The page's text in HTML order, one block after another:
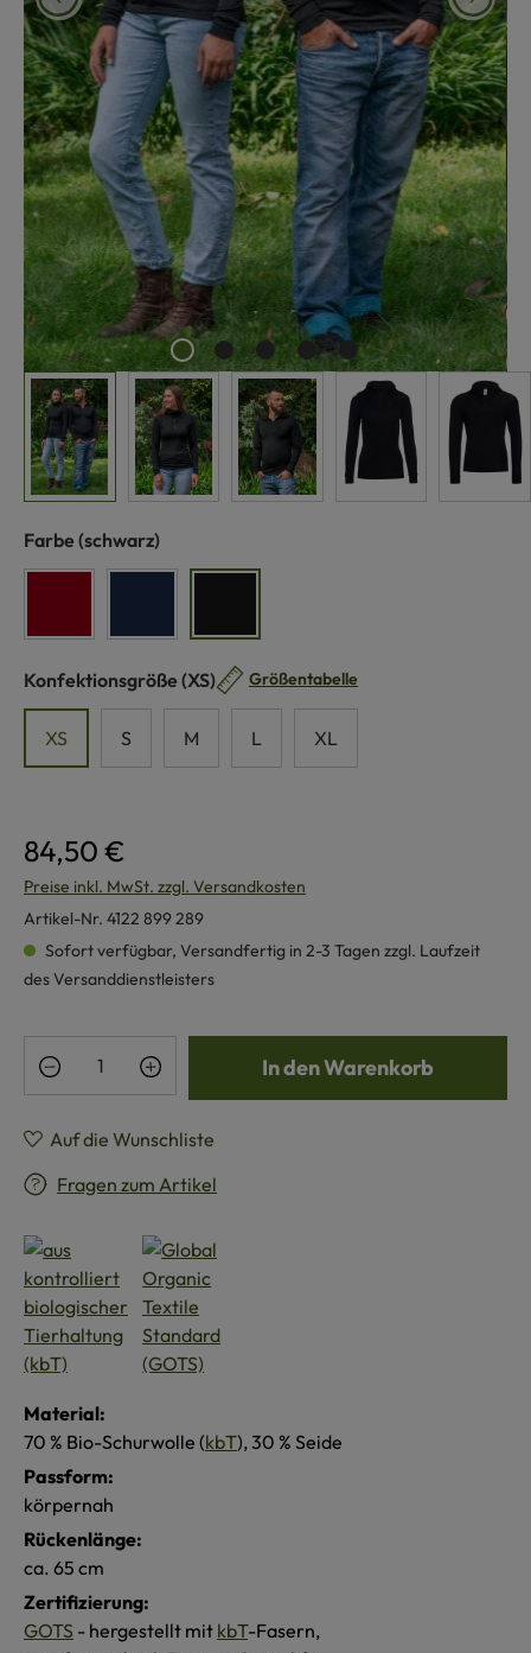
Farbe auswählen
(schwarz)
Konfektionsgröße auswählen
(XS) Größentabelle
XS S M L XL
84,50 €
Preise inkl. MwSt. zzgl. Versandkosten
Artikel-Nr. 4122 899 289
Sofort verfügbar, Versandfertig in 2-3 Tagen zzgl. Laufzeit
des Versanddienstleisters
Produkt Anzahl: Gib den gewünschten
In den Warenkorb
Auf die Wunschliste
Fragen zum Artikel
Material:
70 % Bio-Schurwolle (kbT), 30 % Seide
Passform:
körpernah
Rückenlänge:
ca. 65 cm
Zertifizierung:
GOTS - hergestellt mit kbT-Fasern,